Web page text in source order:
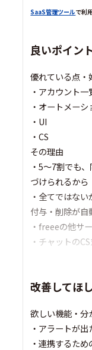
SaaS管理ツールで利
良いポイン
優れている点・
・アカウント一
・オートメーシ
・UI
・CS
その理由
・5〜7割でも
づけられるから
・全てではな
付与・削除が自
・freeeの他サ
・チャットの
改善してほ
欲しい機能・分
・アラートが
・連携するため